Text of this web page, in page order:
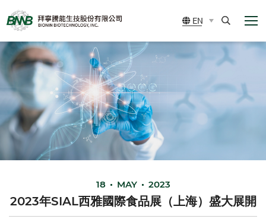
BIONIN
BIOTECHNOLOGY,
INC.
EN
Search
展
18 MAY 2023
2023年SIAL西雅國際食品展（上海）盛大展開